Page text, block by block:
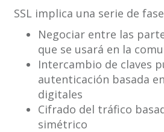
SSL implica una serie de
Negociar entre las
que se usará en la
Intercambio de claves
autenticación basada
digitales
Cifrado del tráfico
simétrico